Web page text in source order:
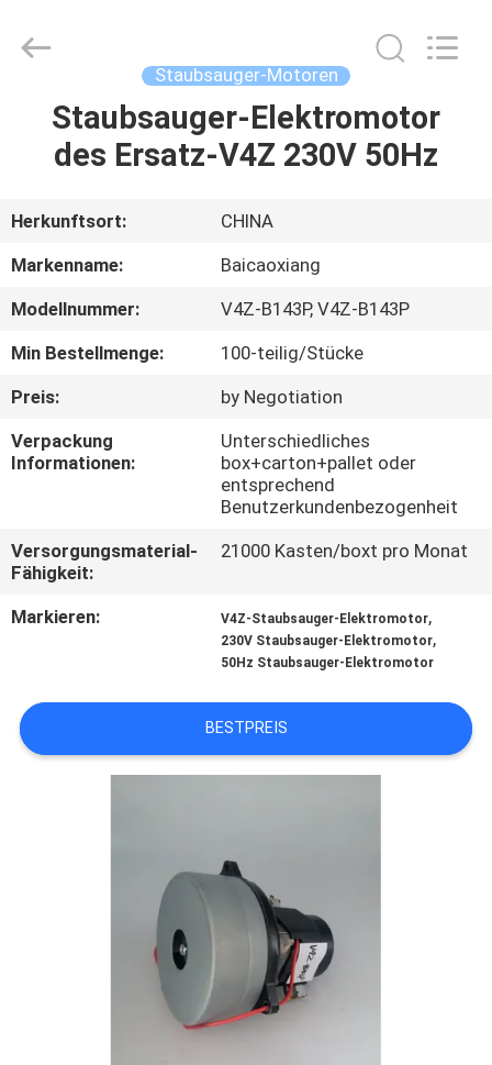
HAUS
ÜBER
UNS
FABRIK-
AUSFLUG
QUALITÄTSKONTROLLE
TRETEN
SIE
MIT
VERBINDUNG
Rights
Staubsauger-Motoren
Staubsauger-Elektromotor
des Ersatz-V4Z 230V 50Hz
Herkunftsort:
CHINA
Markenname:
Baicaoxiang
Modellnummer:
V4Z-B143P, V4Z-B143P
Min Bestellmenge:
100-teilig/Stücke
Preis:
by Negotiation
Verpackung
Informationen:
Unterschiedliches
box+carton+pallet oder
entsprechend
Benutzerkundenbezogenheit
Versorgungsmaterial-
Fähigkeit:
21000 Kasten/boxt pro Monat
Markieren: V4Z-Staubsauger-Elektromotor,
230V Staubsauger-Elektromotor,
50Hz Staubsauger-Elektromotor
BESTPREIS